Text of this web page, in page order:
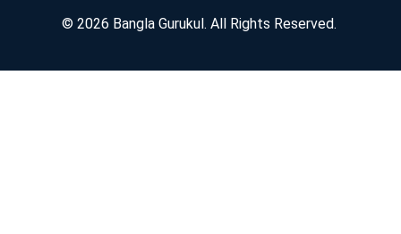
© 2026 Bangla Gurukul. All Rights Reserved.